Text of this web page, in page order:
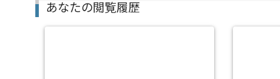
あなたの閲覧履歴